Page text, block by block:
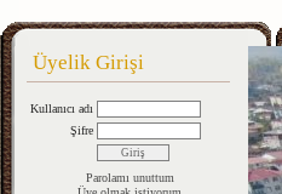
Üyelik Girişi
Kullanıcı adı
Şifre
Parolamı unuttum